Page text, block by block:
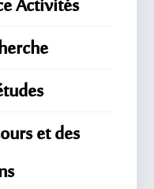
Activités
et des